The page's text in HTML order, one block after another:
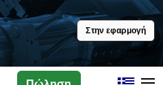
Στην εφαρμογή